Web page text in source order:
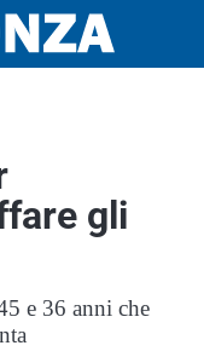
gli
e 36 anni che